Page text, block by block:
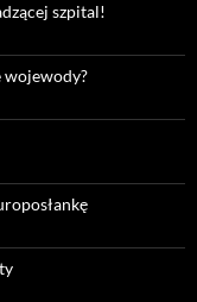
szpital!
wojewody?